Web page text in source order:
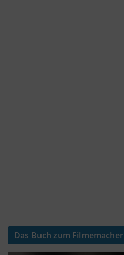
Das Buch zum Filmemacher